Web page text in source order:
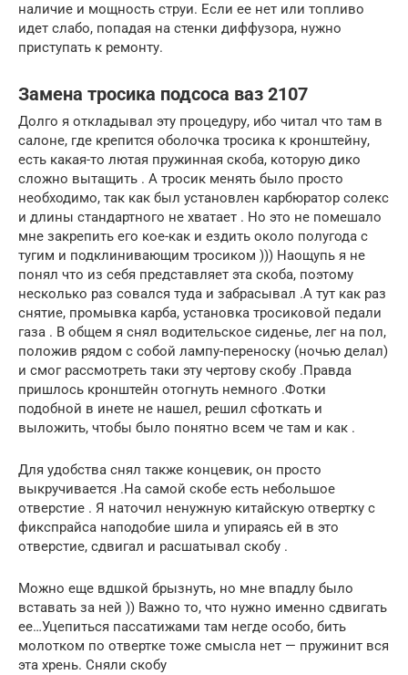
наличие и мощность струи. Если ее нет или топливо
идет слабо, попадая на стенки диффузора, нужно
приступать к ремонту.
Замена тросика подсоса ваз 2107
Долго я откладывал эту процедуру, ибо читал что там в
салоне, где крепится оболочка тросика к кронштейну,
есть какая-то лютая пружинная скоба, которую дико
сложно вытащить . А тросик менять было просто
необходимо, так как был установлен карбюратор солекс
и длины стандартного не хватает . Но это не помешало
мне закрепить его кое-как и ездить около полугода с
тугим и подклинивающим тросиком ))) Наощупь я не
понял что из себя представляет эта скоба, поэтому
несколько раз совался туда и забрасывал .А тут как раз
снятие, промывка карба, установка тросиковой педали
газа . В общем я снял водительское сиденье, лег на пол,
положив рядом с собой лампу-переноску (ночью делал)
и смог рассмотреть таки эту чертову скобу .Правда
пришлось кронштейн отогнуть немного .Фотки
подобной в инете не нашел, решил сфоткать и
выложить, чтобы было понятно всем че там и как .
Для удобства снял также концевик, он просто
выкручивается .На самой скобе есть небольшое
отверстие . Я наточил ненужную китайскую отвертку с
фикспрайса наподобие шила и упираясь ей в это
отверстие, сдвигал и расшатывал скобу .
Можно еще вдшкой брызнуть, но мне впадлу было
вставать за ней )) Важно то, что нужно именно сдвигать
ее…Уцепиться пассатижами там негде особо, бить
молотком по отвертке тоже смысла нет — пружинит вся
эта хрень. Сняли скобу